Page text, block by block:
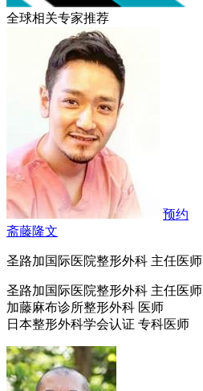
全球相关专家推荐
预约
斋藤隆文
圣路加国际医院整形外科 主任医师
圣路加国际医院整形外科 主任医师
加藤麻布诊所整形外科 医师
日本整形外科学会认证 专科医师